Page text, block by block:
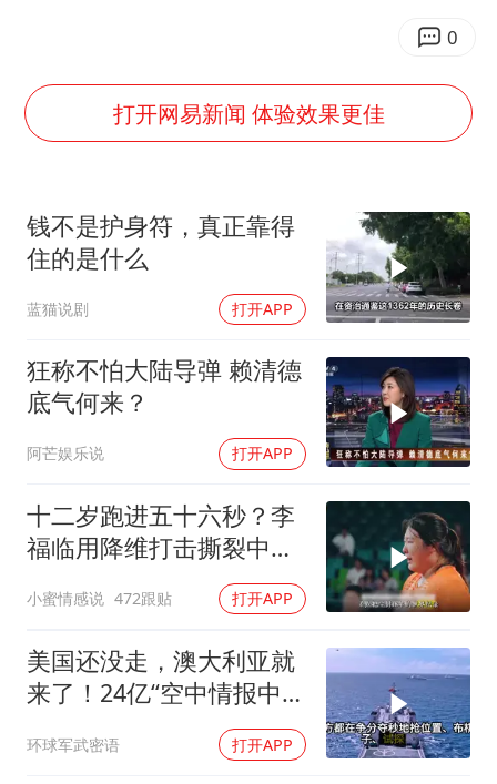
茅台部分直营店飞天茅台提价
酒店回应车内过夜被收150元
黄金牛市回来了吗
商场现钱学森巨幅海报 负责人回应
36岁男演员成景区NPC后人气爆棚
全民健身事业高质量发展
乐享全民健身 共筑健康中国
0
打开网易新闻 体验效果更佳
钱不是护身符，真正靠得
住的是什么
蓝猫说剧 打开APP
狂称不怕大陆导弹 赖清德
底气何来？
阿芒娱乐说 打开APP
十二岁跑进五十六秒？李
福临用降维打击撕裂中国
小蜜情感说 472跟贴 打开APP
美国还没走，澳大利亚就
来了！24亿“空中情报中
心”刚到手就杀入南海
环球军武密语 打开APP